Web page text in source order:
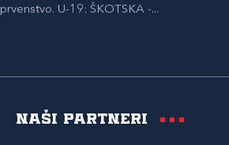
prvenstvo. U-19: ŠKOTSKA -...
Naši partneri